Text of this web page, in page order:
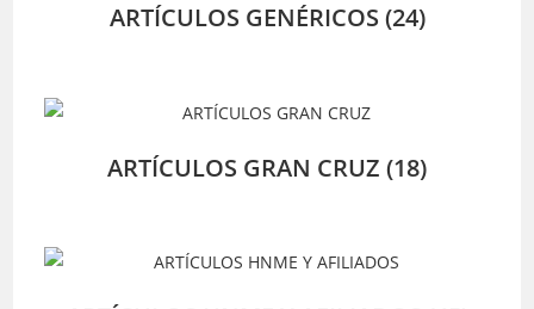
ARTÍCULOS GENÉRICOS (24)
ARTÍCULOS GRAN CRUZ (18)